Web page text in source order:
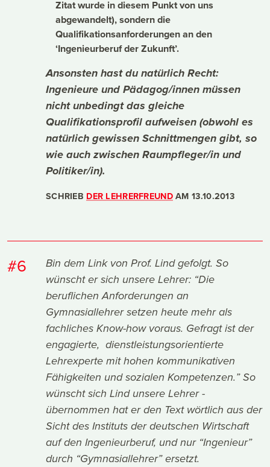
Zitat wurde in diesem Punkt von uns
abgewandelt), sondern die
Qualifikationsanforderungen an den
‘Ingenieurberuf der Zukunft’.
Ansonsten hast du natürlich Recht:
Ingenieure und Pädagog/innen müssen
nicht unbedingt das gleiche
Qualifikationsprofil aufweisen (obwohl es
natürlich gewissen Schnittmengen gibt, so
wie auch zwischen Raumpfleger/in und
Politiker/in).
SCHRIEB DER LEHRERFREUNDAM13.10.2013
#6
Bin dem Link von Prof. Lind gefolgt. So
wünscht er sich unsere Lehrer: “Die
beruflichen Anforderungen an
Gymnasiallehrer setzen heute mehr als
fachliches Know-how voraus. Gefragt ist der
engagierte, dienstleistungsorientierte
Lehrexperte mit hohen kommunikativen
Fähigkeiten und sozialen Kompetenzen.” So
wünscht sich Lind unsere Lehrer -
übernommen hat er den Text wörtlich aus der
Sicht des Instituts der deutschen Wirtschaft
auf den Ingenieurberuf, und nur “Ingenieur”
durch “Gymnasiallehrer” ersetzt.